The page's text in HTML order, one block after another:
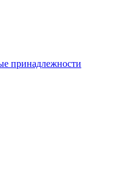
принадлежности